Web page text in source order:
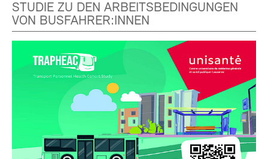
STUDIE ZU DEN ARBEITSBEDINGUNGEN
VON BUSFAHRER:INNEN